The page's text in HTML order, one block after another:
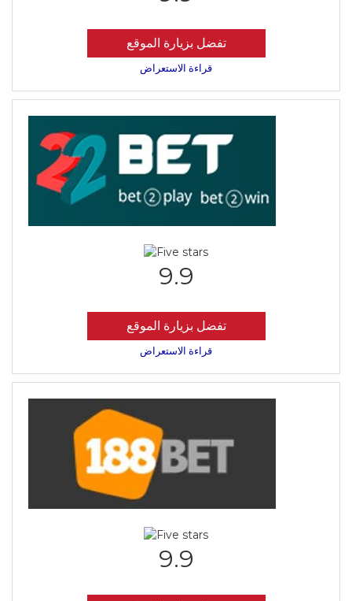
تفضل بزيارة الموقع
قراءة الاستعراض
9.9
تفضل بزيارة الموقع
قراءة الاستعراض
9.9